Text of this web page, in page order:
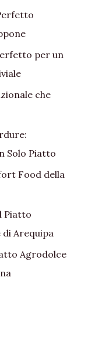
per un
che
Solo Piatto
Food della
Piatto
Arequipa
Agrodolce